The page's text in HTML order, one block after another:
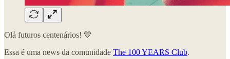
Olá futuros centenários! 💙
Essa é uma news da comunidade The 100 YEARS Club.